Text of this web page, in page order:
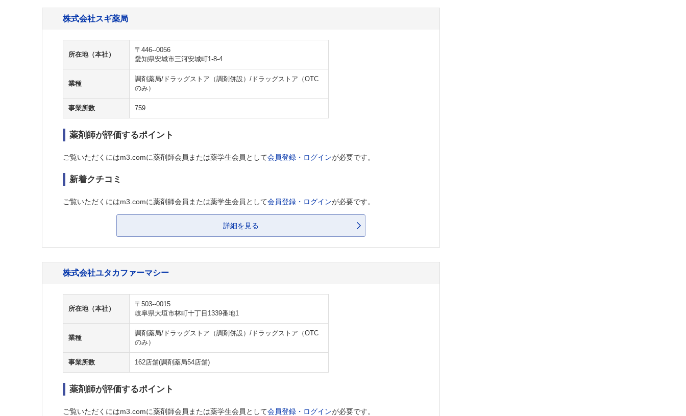
株式会社スギ薬局
所在地（本社）
〒446--0056
愛知県安城市三河安城町1-8-4
業種
調剤薬局/ドラッグストア（調剤併設）/ドラッグストア（OTC
のみ）
事業所数 759
薬剤師が評価するポイント
ご覧いただくにはm3.comに薬剤師会員または薬学生会員として会員登録・ログインが必要です。
新着クチコミ
ご覧いただくにはm3.comに薬剤師会員または薬学生会員として会員登録・ログインが必要です。
詳細を見る
株式会社ユタカファーマシー
所在地（本社）
〒503--0015
岐阜県大垣市林町十丁目1339番地1
業種
調剤薬局/ドラッグストア（調剤併設）/ドラッグストア（OTC
のみ）
事業所数 162店舗(調剤薬局54店舗)
薬剤師が評価するポイント
ご覧いただくにはm3.comに薬剤師会員または薬学生会員として会員登録・ログインが必要です。